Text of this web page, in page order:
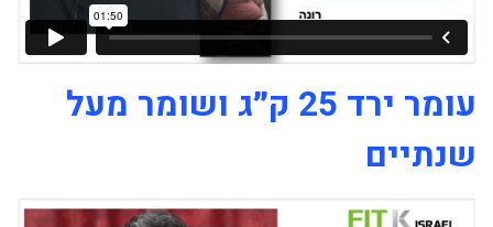
עומר ירד 25 ק״ג ושומר מעל
שנתיים